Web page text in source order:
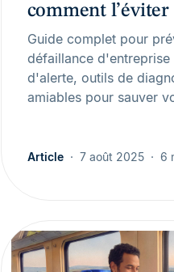
comment l’éviter
Guide complet pour
défaillance d'entreprise
d'alerte, outils de
amiables pour sauver
Article 7 août 2025 6